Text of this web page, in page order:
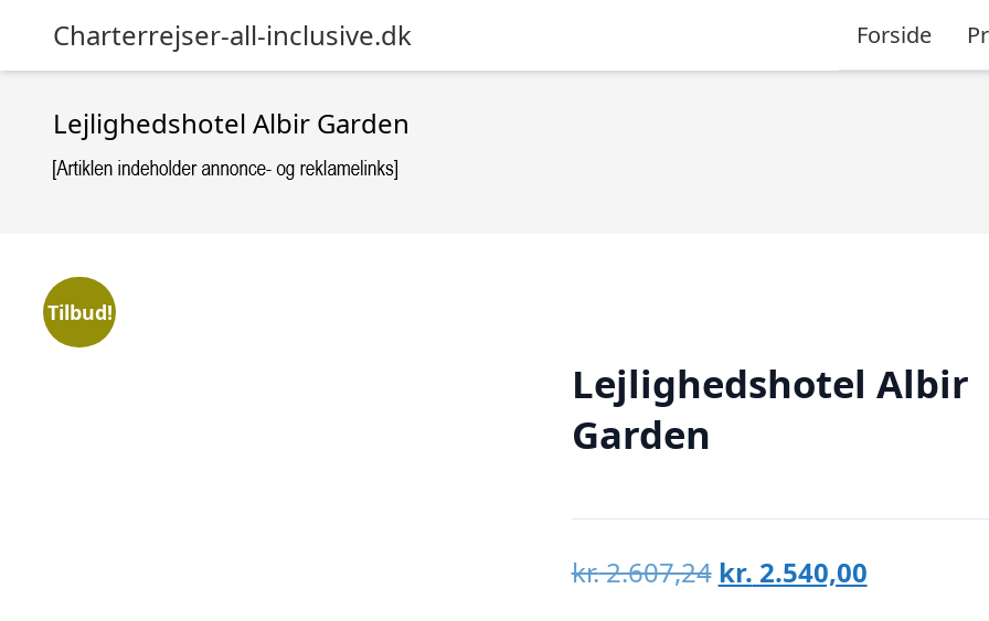
Charterrejser-all-inclusive.dk Forside
Lejlighedshotel Albir Garden
Tilbud!
Lejlighedshotel Albir
Garden
kr.2.607,24 Den
kr. 2.540,00Den